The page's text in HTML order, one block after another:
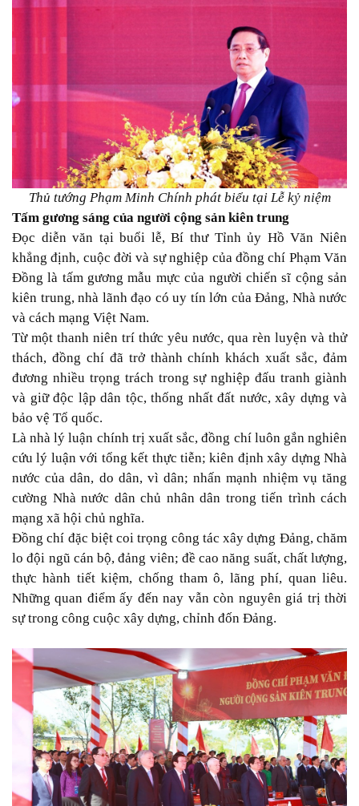
Thủ tướng Phạm Minh Chính phát biểu tại Lễ kỷ niệm
Tấm gương sáng của người cộng sản kiên trung
Đọc diễn văn tại buổi lễ, Bí thư Tỉnh ủy Hồ Văn Niên
khẳng định, cuộc đời và sự nghiệp của đồng chí Phạm Văn
Đồng là tấm gương mẫu mực của người chiến sĩ cộng sản
kiên trung, nhà lãnh đạo có uy tín lớn của Đảng, Nhà nước
và cách mạng Việt Nam.
Từ một thanh niên trí thức yêu nước, qua rèn luyện và thử
thách, đồng chí đã trở thành chính khách xuất sắc, đảm
đương nhiều trọng trách trong sự nghiệp đấu tranh giành
và giữ độc lập dân tộc, thống nhất đất nước, xây dựng và
bảo vệ Tổ quốc.
Là nhà lý luận chính trị xuất sắc, đồng chí luôn gắn nghiên
cứu lý luận với tổng kết thực tiễn; kiên định xây dựng Nhà
nước của dân, do dân, vì dân; nhấn mạnh nhiệm vụ tăng
cường Nhà nước dân chủ nhân dân trong tiến trình cách
mạng xã hội chủ nghĩa.
Đồng chí đặc biệt coi trọng công tác xây dựng Đảng, chăm
lo đội ngũ cán bộ, đảng viên; đề cao năng suất, chất lượng,
thực hành tiết kiệm, chống tham ô, lãng phí, quan liêu.
Những quan điểm ấy đến nay vẫn còn nguyên giá trị thời
sự trong công cuộc xây dựng, chỉnh đốn Đảng.